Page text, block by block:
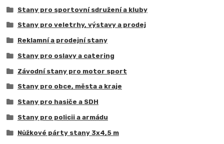
Stany pro sportovní sdružení a kluby
Stany pro veletrhy, výstavy a prodej
Reklamní a prodejní stany
Stany pro oslavy a catering
Závodní stany pro motor sport
Stany pro obce, města a kraje
Stany pro hasiče a SDH
Stany pro policii a armádu
Nůžkové párty stany 3x4,5 m